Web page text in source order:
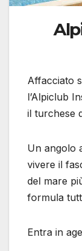
Affacciato
l’Alpiclub
il turchese
Un angolo
vivere il
del mare
formula
Entra in